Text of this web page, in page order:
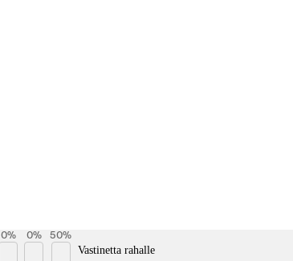
0% 0% 50%
Vastinetta rahalle